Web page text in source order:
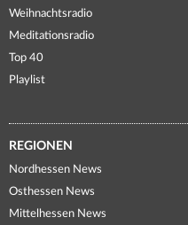
Weihnachtsradio
Meditationsradio
Top 40
Playlist
REGIONEN
Nordhessen News
Osthessen News
Mittelhessen News